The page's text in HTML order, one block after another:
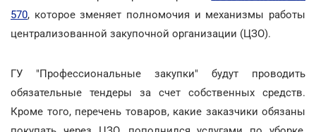
570, которое зменяет полномочия и механизмы работы
централизованной закупочной организации (ЦЗО).
ГУ "Профессиональные закупки" будут проводить
обязательные тендеры за счет собственных средств.
Кроме того, перечень товаров, какие заказчики обязаны